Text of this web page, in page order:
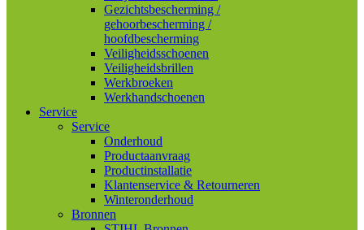
Gezichtsbescherming /
gehoorbescherming /
hoofdbescherming
Veiligheidsschoenen
Veiligheidsbrillen
Werkbroeken
Werkhandschoenen
Service
Service
Onderhoud
Productaanvraag
Productinstallatie
Klantenservice & Retourneren
Winteronderhoud
Bronnen